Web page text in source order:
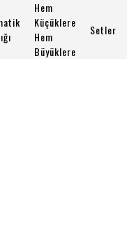
Hem
Küçüklere
Hem
Büyüklere
Setler